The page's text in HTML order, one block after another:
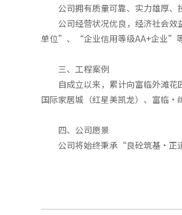
公司拥有质量可靠、实力雄厚、
公司经营状况优良，经济社会
单位”、“企业信用等级AA+企业”等
三、工程案例
自成立以来，累计向富临外滩
国际家居城（红星美凯龙）、富临·
四、公司愿景
公司将始终秉承“良砼筑基·正